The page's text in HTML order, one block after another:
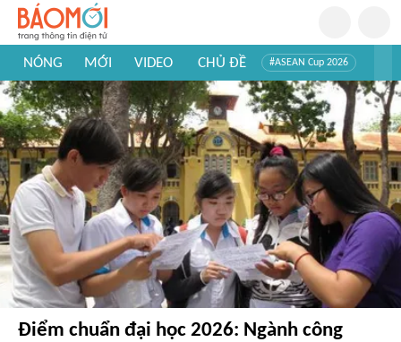
NÓNG MỚI VIDEO CHỦ ĐỀ #ASEAN Cup 2026
#Trí tuệ nhân tạo
#Khám phá Việt Nam
#Khám phá thế giới
Điểm chuẩn đại học 2026: Ngành công